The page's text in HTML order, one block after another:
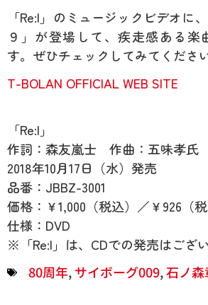
「Re:I 」のミュージックビデオに
９」が登場して、疾走感ある楽
す。ぜひチェックしてみてくださ
T-BOLAN OFFICIAL WEB SITE
「Re:I 」
作詞：森友嵐士 作曲：五味孝氏
2018年10月17日（水）発売
品番： JBBZ-3001
価格：￥1,000 （税込）／￥926 （
仕様： DVD
※ 「Re:I 」は、 CDでの発売はござ
80周年,サイボーグ009,石ノ